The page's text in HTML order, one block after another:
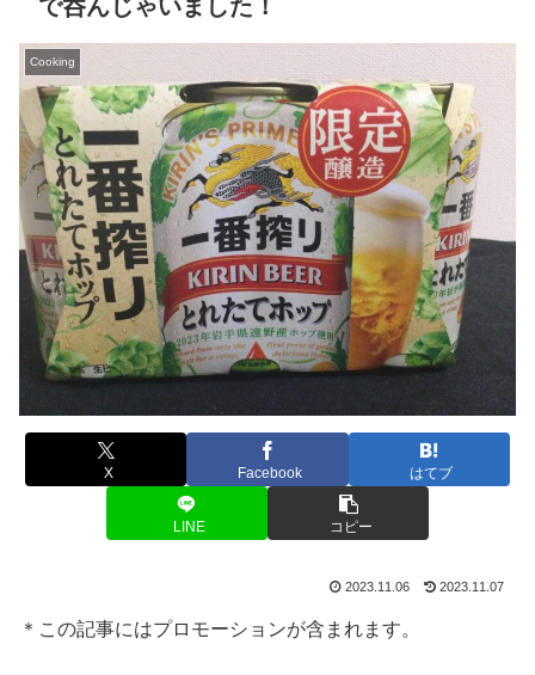
で呑んじゃいました！
Cooking
X Facebook はてブ
LINE コピー
2023.11.06 2023.11.07
＊この記事にはプロモーションが含まれます。